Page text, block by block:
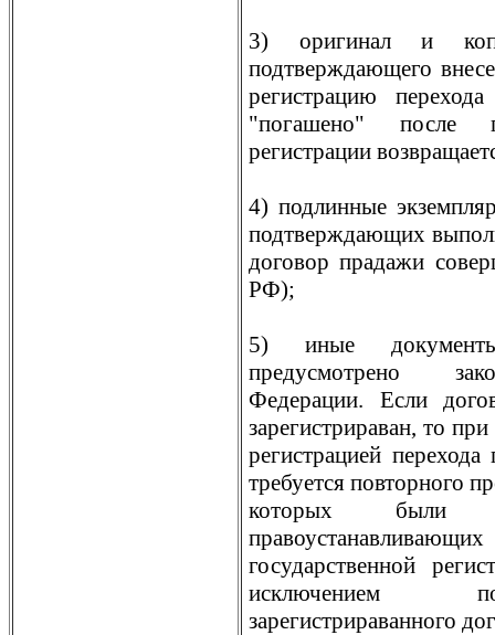
3) оригинал и
подтверждающего
регистрацию
"погашено" после
регистрации
4) подлинные
подтверждающих
договор прадажи
РФ);
5) иные
предусмотрено
Федерации. Если
зарегистрираван, то
регистрацией
требуется повторного
которых
государственной
исключением
зарегистрираванного